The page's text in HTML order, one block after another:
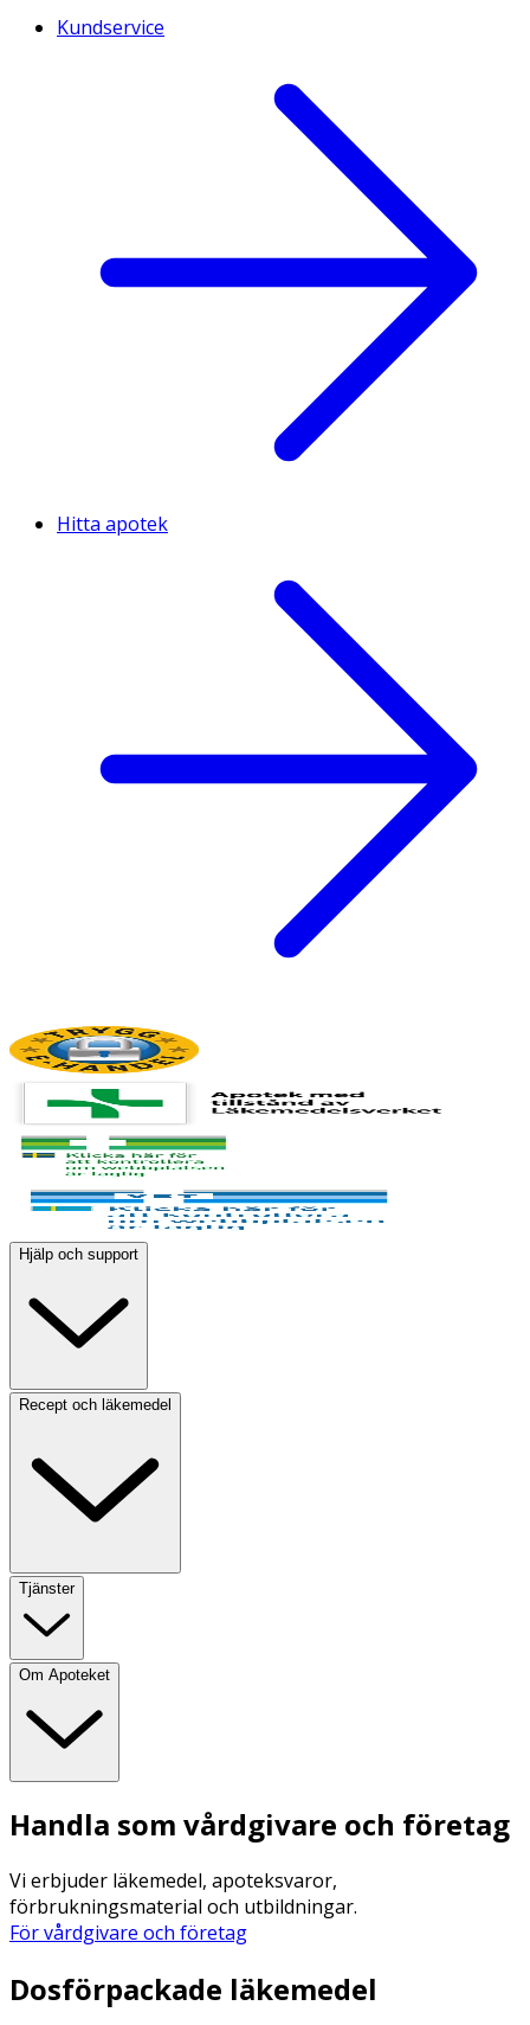
Kundservice
Hitta apotek
Hjälp och support
Recept och läkemedel
Tjänster
Om Apoteket
Handla som vårdgivare och företag
Vi erbjuder läkemedel, apoteksvaror,
förbrukningsmaterial och utbildningar.
För vårdgivare och företag
Dosförpackade läkemedel